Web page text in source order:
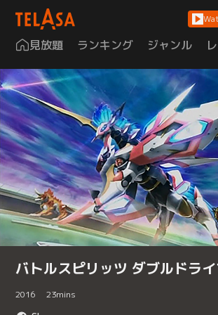
見放題 ランキング ジャンル
バトルスピリッツ ダブルドラ
2016 23mins